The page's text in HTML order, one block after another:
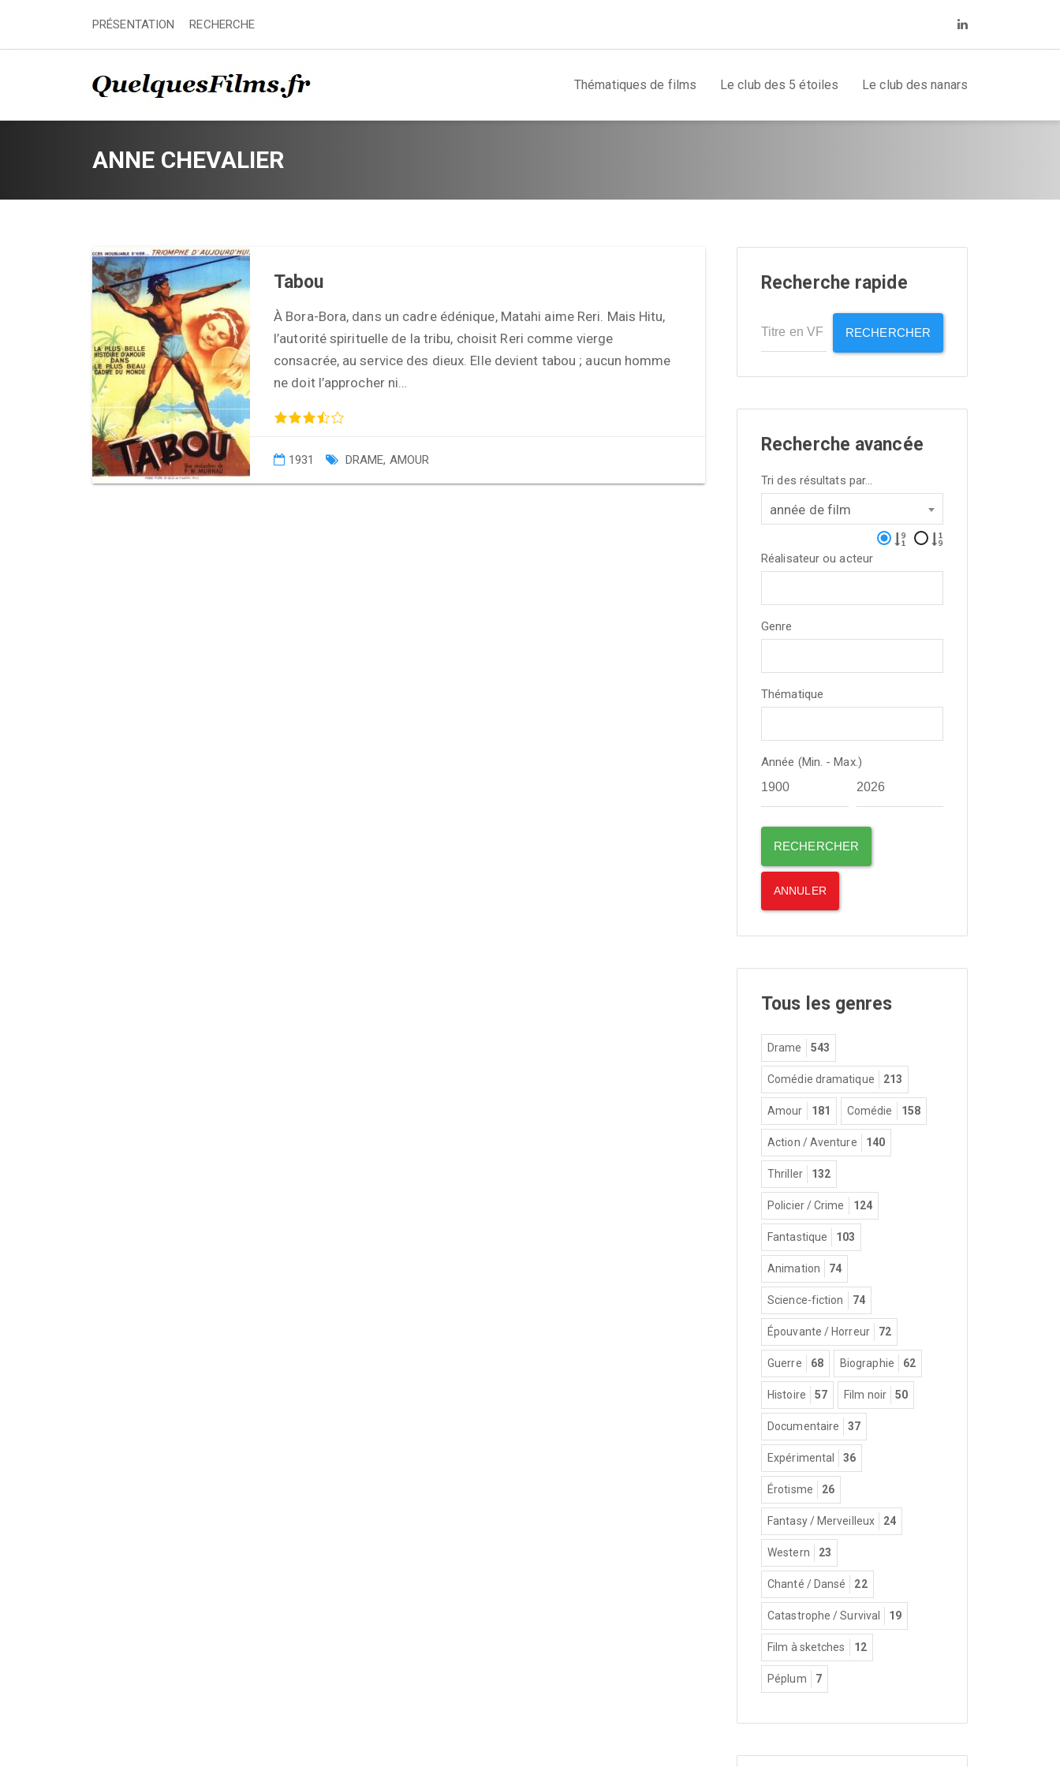
PRÉSENTATION RECHERCHE
Thématiques de films Le club des 5 étoiles Le club des nanars
ANNE CHEVALIER
Tabou
À Bora-Bora, dans un cadre édénique, Matahi aime Reri. Mais Hitu,
l’autorité spirituelle de la tribu, choisit Reri comme vierge
consacrée, au service des dieux. Elle devient tabou ; aucun homme
ne doit l’approcher ni…
1931 DRAME, AMOUR
Recherche rapide
RECHERCHER
Recherche avancée
Tri des résultats par...
année de film
Réalisateur ou acteur
Genre
Thématique
Année (Min. - Max.)
Tous les genres
Drame 543
Comédie dramatique 213
Amour 181 Comédie 158
Action / Aventure 140
Thriller 132
Policier / Crime 124
Fantastique 103
Animation 74
Science-fiction 74
Épouvante / Horreur 72
Guerre 68 Biographie 62
Histoire 57 Film noir 50
Documentaire 37
Expérimental 36
Érotisme 26
Fantasy / Merveilleux 24
Western 23
Chanté / Dansé 22
Catastrophe / Survival 19
Film à sketches 12
Péplum 7